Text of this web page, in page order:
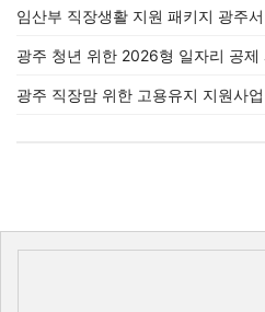
임산부 직장생활 지원 패키지 광주
광주 청년 위한 2026형 일자리 공제
광주 직장맘 위한 고용유지 지원사